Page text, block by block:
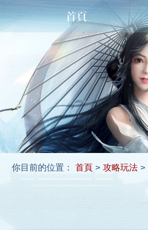
你目前的位置： 首頁 > 攻略玩法 >